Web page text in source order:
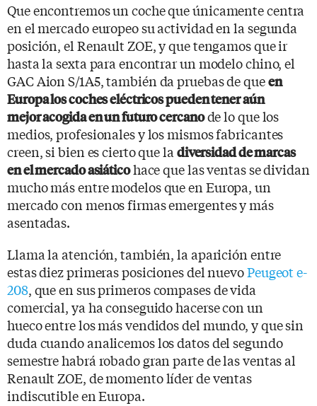
Que encontremos un coche que únicamente centra
en el mercado europeo su actividad en la segunda
posición, el Renault ZOE, y que tengamos que ir
hasta la sexta para encontrar un modelo chino, el
GAC Aion S/1A5, también da pruebas de queen
Europa los coches eléctricos pueden tener aún
mejor acogida en un futuro cercanode lo que los
medios, profesionales y los mismos fabricantes
creen, si bien es cierto que ladiversidad de marcas
en el mercado asiáticohace que las ventas se dividan
mucho más entre modelos que en Europa, un
mercado con menos firmas emergentes y más
asentadas.
Llama la atención, también, la aparición entre
estas diez primeras posiciones del nuevoPeugeot e-
208, que en sus primeros compases de vida
comercial, ya ha conseguido hacerse con un
hueco entre los más vendidos del mundo, y que sin
duda cuando analicemos los datos del segundo
semestre habrá robado gran parte de las ventas al
Renault ZOE, de momento líder de ventas
indiscutible en Europa.